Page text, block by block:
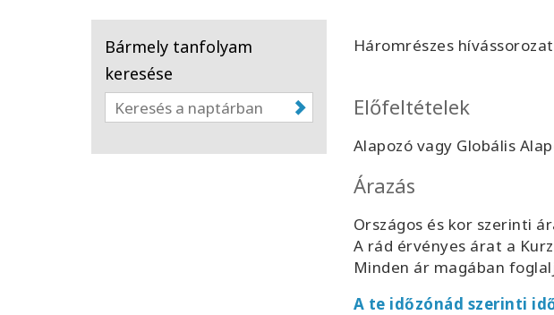
Bármely tanfolyam
keresése
Háromrészes
Előfeltételek
Alapozó vagy Globális
Árazás
Országos és kor szerinti
A rád érvényes árat a
Minden ár magában
A te időzónád szerinti